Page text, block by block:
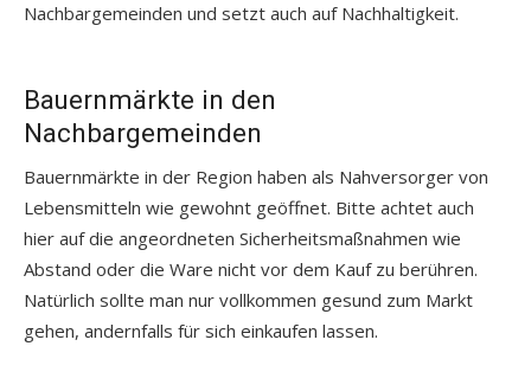
Nachbargemeinden und setzt auch auf Nachhaltigkeit.
Bauernmärkte in den
Nachbargemeinden
Bauernmärkte in der Region haben als Nahversorger von
Lebensmitteln wie gewohnt geöffnet. Bitte achtet auch
hier auf die angeordneten Sicherheitsmaßnahmen wie
Abstand oder die Ware nicht vor dem Kauf zu berühren.
Natürlich sollte man nur vollkommen gesund zum Markt
gehen, andernfalls für sich einkaufen lassen.